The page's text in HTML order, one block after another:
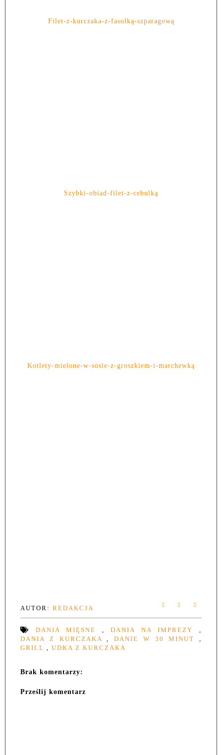
Filet-z-kurczaka-z-fasolką-szparagową
Szybki-obiad-filet-z-cebulką
Kotlety-mielone-w-sosie-z-groszkiem-i-marchewką
AUTOR: REDAKCJA
DANIA MIĘSNE ,DANIA NA IMPREZY,
DANIA Z KURCZAKA, DANIE W 30 MINUT ,
GRILL , UDKA Z KURCZAKA
Brak komentarzy:
Prześlij komentarz